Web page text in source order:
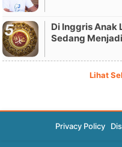
Di Inggris Anak
Sedang
Lihat
Privacy Policy